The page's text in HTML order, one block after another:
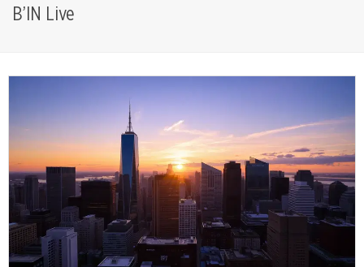
SAP Aktie: Dremio und Prior Labs in fünf Wochen
Rheinmetall Aktie: Papperger fordert mehr Drohnenabwehr
B’IN Live